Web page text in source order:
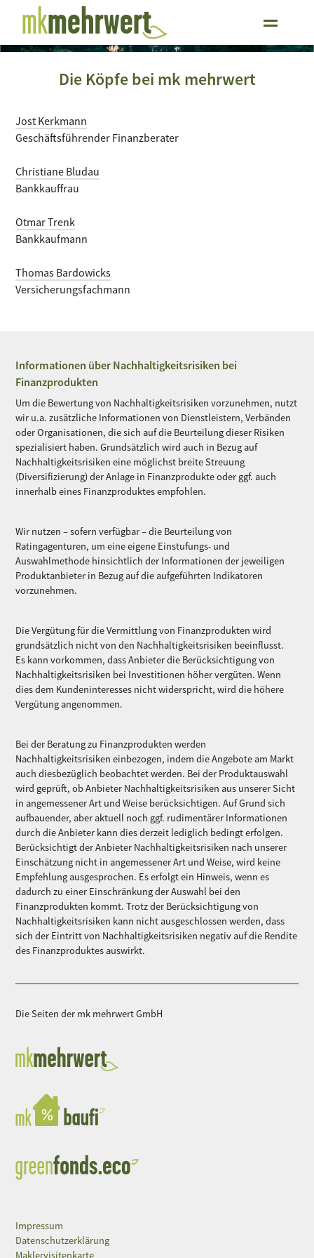
Die Köpfe bei mk mehrwert
Jost Kerkmann
Geschäftsführender Finanzberater
Christiane Bludau
Bankkauffrau
Otmar Trenk
Bankkaufmann
Thomas Bardowicks
Versicherungsfachmann
Informationen über Nachhaltigkeitsrisiken bei
Finanzprodukten
Um die Bewertung von Nachhaltigkeitsrisiken vorzunehmen, nutzt
wir u.a. zusätzliche Informationen von Dienstleistern, Verbänden
oder Organisationen, die sich auf die Beurteilung dieser Risiken
spezialisiert haben. Grundsätzlich wird auch in Bezug auf
Nachhaltigkeitsrisiken eine möglichst breite Streuung
(Diversifizierung) der Anlage in Finanzprodukte oder ggf. auch
innerhalb eines Finanzproduktes empfohlen.
Wir nutzen – sofern verfügbar – die Beurteilung von
Ratingagenturen, um eine eigene Einstufungs- und
Auswahlmethode hinsichtlich der Informationen der jeweiligen
Produktanbieter in Bezug auf die aufgeführten Indikatoren
vorzunehmen.
Die Vergütung für die Vermittlung von Finanzprodukten wird
grundsätzlich nicht von den Nachhaltigkeitsrisiken beeinflusst.
Es kann vorkommen, dass Anbieter die Berücksichtigung von
Nachhaltigkeitsrisiken bei Investitionen höher vergüten. Wenn
dies dem Kundeninteresses nicht widerspricht, wird die höhere
Vergütung angenommen.
Bei der Beratung zu Finanzprodukten werden
Nachhaltigkeitsrisiken einbezogen, indem die Angebote am Markt
auch diesbezüglich beobachtet werden. Bei der Produktauswahl
wird geprüft, ob Anbieter Nachhaltigkeitsrisiken aus unserer Sicht
in angemessener Art und Weise berücksichtigen. Auf Grund sich
aufbauender, aber aktuell noch ggf. rudimentärer Informationen
durch die Anbieter kann dies derzeit lediglich bedingt erfolgen.
Berücksichtigt der Anbieter Nachhaltigkeitsrisiken nach unserer
Einschätzung nicht in angemessener Art und Weise, wird keine
Empfehlung ausgesprochen. Es erfolgt ein Hinweis, wenn es
dadurch zu einer Einschränkung der Auswahl bei den
Finanzprodukten kommt. Trotz der Berücksichtigung von
Nachhaltigkeitsrisiken kann nicht ausgeschlossen werden, dass
sich der Eintritt von Nachhaltigkeitsrisiken negativ auf die Rendite
des Finanzproduktes auswirkt.
Die Seiten der mk mehrwert GmbH
Impressum
Datenschutzerklärung